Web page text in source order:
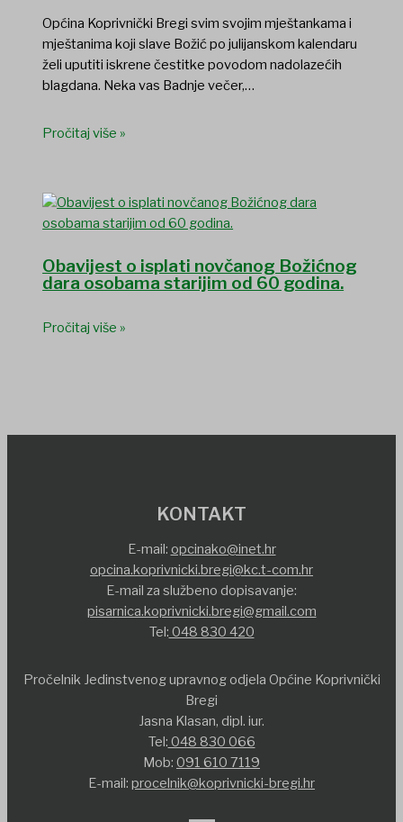
Općina Koprivnički Bregi svim svojim mještankama i
mještanima koji slave Božić po julijanskom kalendaru
želi uputiti iskrene čestitke povodom nadolazećih
blagdana. Neka vas Badnje večer,…
Pročitaj više »
Obavijest o isplati novčanog Božićnog
dara osobama starijim od 60 godina.
Pročitaj više »
KONTAKT
E-mail: opcinako@inet.hr
opcina.koprivnicki.bregi@kc.t-com.hr
E-mail za službeno dopisavanje:
pisarnica.koprivnicki.bregi@gmail.com
Tel: 048 830 420
Pročelnik Jedinstvenog upravnog odjela Općine Koprivnički
Bregi
Jasna Klasan, dipl. iur.
Tel: 048 830 066
Mob: 091 610 7119
E-mail: procelnik@koprivnicki-bregi.hr